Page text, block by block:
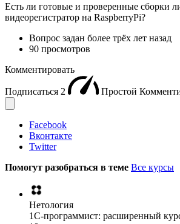
Есть ли готовые и проверенные сборки
видеорегистратор на RaspberryPi?
Вопрос задан более трёх лет назад
90 просмотров
Комментировать
Подписаться 2 Простой
Facebook
Вконтакте
Twitter
Помогут разобраться в теме Все курсы
Нетология
1C-программист: расширенный